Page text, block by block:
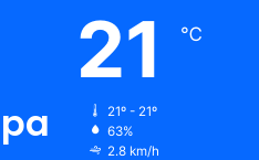
21 ℃
21º - 21º
63%
2.8 km/h